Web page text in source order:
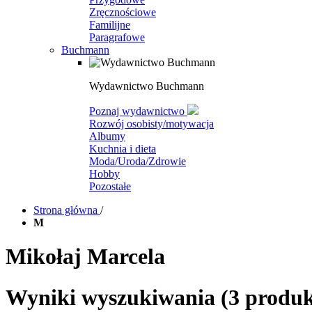
Zręcznościowe
Familijne
Paragrafowe
Buchmann
Wydawnictwo Buchmann
Poznaj wydawnictwo
Rozwój osobisty/motywacja
Albumy
Kuchnia i dieta
Moda/Uroda/Zdrowie
Hobby
Pozostałe
Strona główna /
M
Mikołaj Marcela
Wyniki wyszukiwania (3